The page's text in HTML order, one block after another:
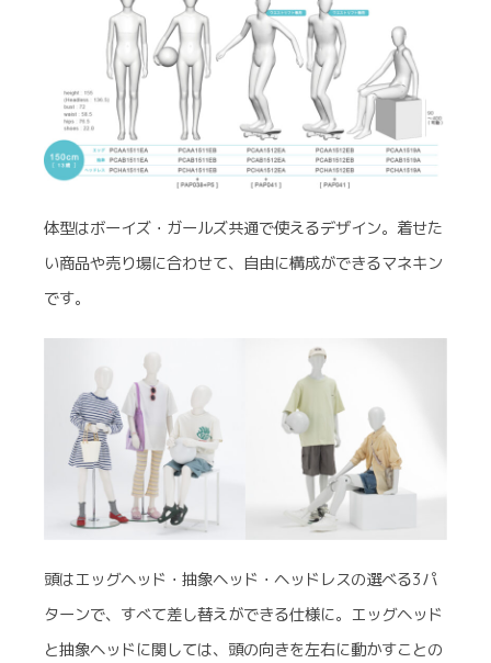
体型はボーイズ・ガールズ共通で使えるデザイン。着せた
い商品や売り場に合わせて、自由に構成ができるマネキン
です。
頭はエッグヘッド・抽象ヘッド・ヘッドレスの選べる3パ
ターンで、すべて差し替えができる仕様に。エッグヘッド
と抽象ヘッドに関しては、頭の向きを左右に動かすことの